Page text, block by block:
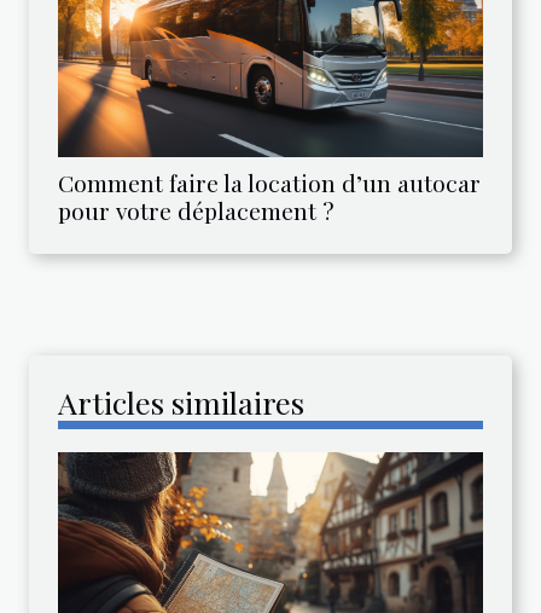
Comment faire la location d’un autocar
pour votre déplacement ?
Articles similaires